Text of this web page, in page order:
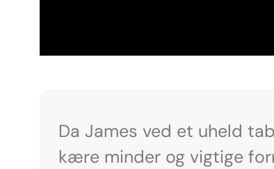
Da James ved et uheld
kære minder og vigtige